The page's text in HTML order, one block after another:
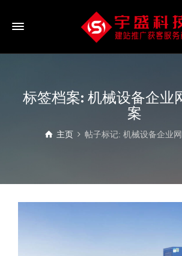
标签档案: 机械设备企业
案
主页 帖子标记: 机械设备企业